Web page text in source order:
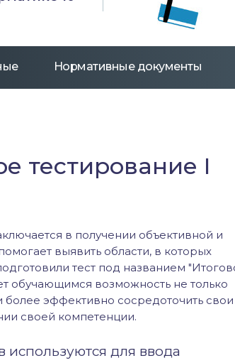
Нормативные документы
тестирование I
в получении объективной и
выявить области, в которых
тест под названием
обучающимся возможность не только
более эффективно сосредоточить свои
своей компетенции.
используются для ввода